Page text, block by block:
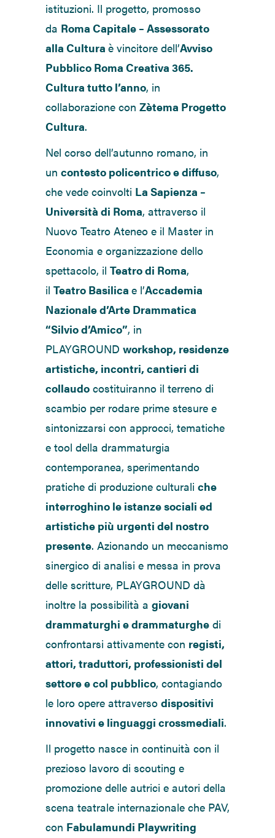
istituzioni. Il progetto, promosso
da Roma Capitale – Assessorato
alla Cultura è vincitore dell’Avviso
Pubblico Roma Creativa 365.
Cultura tutto l’anno, in
collaborazione con Zètema Progetto
Cultura.
Nel corso dell’autunno romano, in
un contesto policentrico e diffuso,
che vede coinvolti La Sapienza –
Università di Roma, attraverso il
Nuovo Teatro Ateneo e il Master in
Economia e organizzazione dello
spettacolo, il Teatro di Roma,
il Teatro Basilica e l’Accademia
Nazionale d’Arte Drammatica
“Silvio d’Amico”, in
PLAYGROUND workshop, residenze
artistiche, incontri, cantieri di
collaudo costituiranno il terreno di
scambio per rodare prime stesure e
sintonizzarsi con approcci, tematiche
e tool della drammaturgia
contemporanea, sperimentando
pratiche di produzione culturali che
interroghino le istanze sociali ed
artistiche più urgenti del nostro
presente. Azionando un meccanismo
sinergico di analisi e messa in prova
delle scritture, PLAYGROUND dà
inoltre la possibilità a giovani
drammaturghi e drammaturghe di
confrontarsi attivamente con registi,
attori, traduttori, professionisti del
settore e col pubblico, contagiando
le loro opere attraverso dispositivi
innovativi e linguaggi crossmediali.
Il progetto nasce in continuità con il
prezioso lavoro di scouting e
promozione delle autrici e autori della
scena teatrale internazionale che PAV,
con Fabulamundi Playwriting